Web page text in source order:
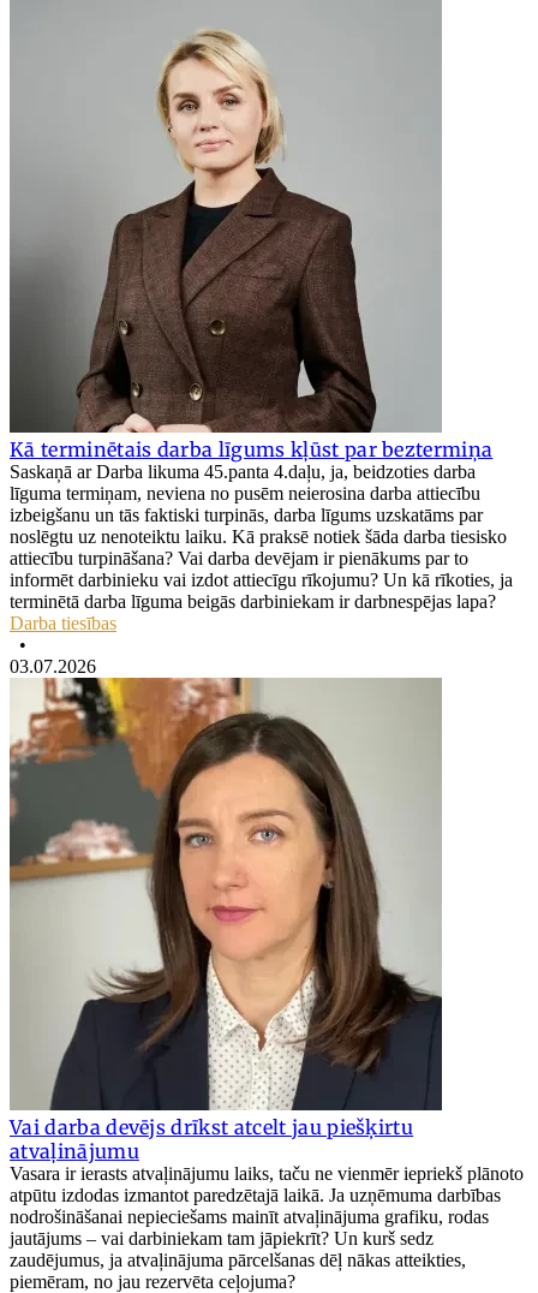
Kā terminētais darba līgums kļūst par beztermiņa
Saskaņā ar Darba likuma 45.panta 4.daļu, ja, beidzoties darba
līguma termiņam, neviena no pusēm neierosina darba attiecību
izbeigšanu un tās faktiski turpinās, darba līgums uzskatāms par
noslēgtu uz nenoteiktu laiku. Kā praksē notiek šāda darba tiesisko
attiecību turpināšana? Vai darba devējam ir pienākums par to
informēt darbinieku vai izdot attiecīgu rīkojumu? Un kā rīkoties, ja
terminētā darba līguma beigās darbiniekam ir darbnespējas lapa?
Darba tiesības
•
03.07.2026
Vai darba devējs drīkst atcelt jau piešķirtu
atvaļinājumu
Vasara ir ierasts atvaļinājumu laiks, taču ne vienmēr iepriekš plānoto
atpūtu izdodas izmantot paredzētajā laikā. Ja uzņēmuma darbības
nodrošināšanai nepieciešams mainīt atvaļinājuma grafiku, rodas
jautājums – vai darbiniekam tam jāpiekrīt? Un kurš sedz
zaudējumus, ja atvaļinājuma pārcelšanas dēļ nākas atteikties,
piemēram, no jau rezervēta ceļojuma?